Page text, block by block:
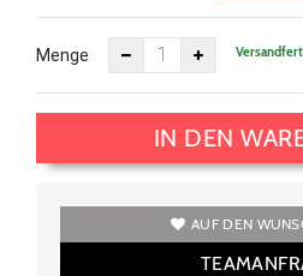
Menge
IN DEN
AUF DEN